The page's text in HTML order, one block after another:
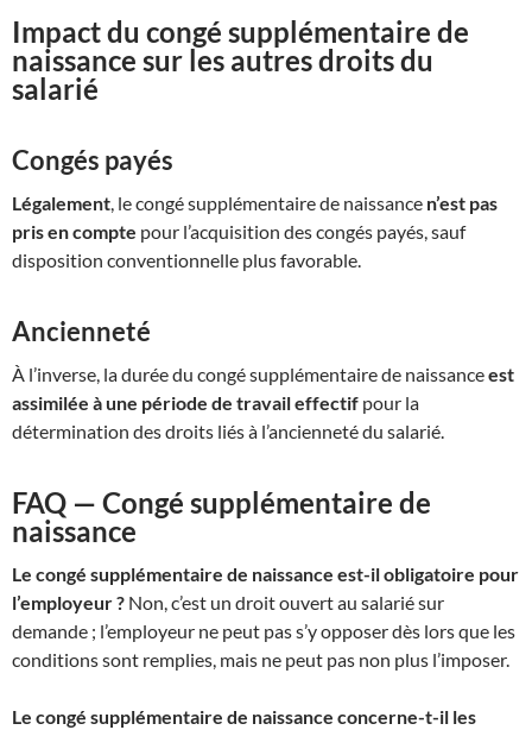
Impact du congé supplémentaire de
naissance sur les autres droits du
salarié
Congés payés
Légalement, le congé supplémentaire de naissance n’est pas
pris en compte pour l’acquisition des congés payés, sauf
disposition conventionnelle plus favorable.
Ancienneté
À l’inverse, la durée du congé supplémentaire de naissanceest
assimilée à une période de travail effectif pour la
détermination des droits liés à l’ancienneté du salarié.
FAQ — Congé supplémentaire de
naissance
Le congé supplémentaire de naissance est-il obligatoire pour
l’employeur ? Non, c’est un droit ouvert au salarié sur
demande ; l’employeur ne peut pas s’y opposer dès lors que les
conditions sont remplies, mais ne peut pas non plus l’imposer.
Le congé supplémentaire de naissance concerne-t-il les